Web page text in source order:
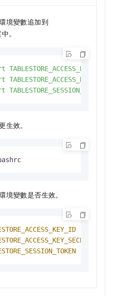
境變數追加到
。
生效。
境變數是否生效。